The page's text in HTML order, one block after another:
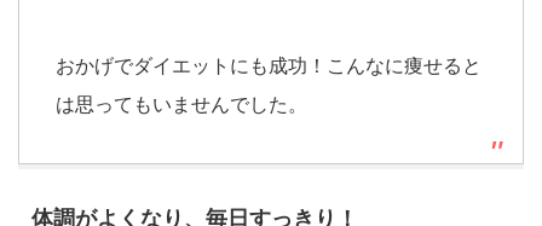
おかげでダイエットにも成功！こんなに痩せると
は思ってもいませんでした。
体調がよくなり、毎日すっきり！